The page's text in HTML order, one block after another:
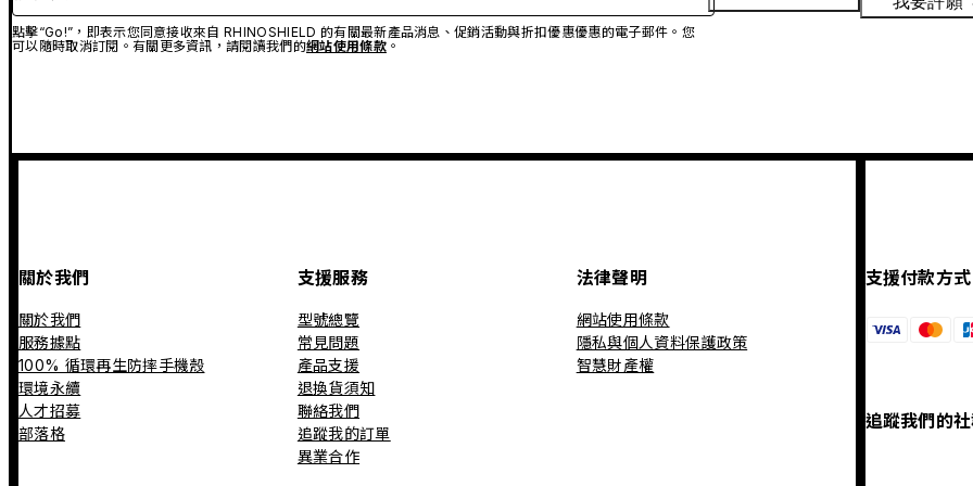
點擊“Go!”，即表示您同意接收來自 RHINOSHIELD 的有關最新產品消息、促銷活動與折扣優惠優惠的電子郵件。您
可以隨時取消訂閱。有關更多資訊，請閱讀我們的網站使用條款。
關於我們
關於我們
服務據點
100% 循環再生防摔手機殼
環境永續
人才招募
部落格
支援服務
型號總覽
常見問題
產品支援
退換貨須知
聯絡我們
追蹤我的訂單
異業合作
法律聲明
網站使用條款
隱私與個人資料保護政策
智慧財產權
支援付款方式
追蹤我們的